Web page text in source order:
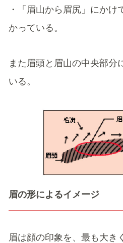
・「眉山から眉尻」にかけ
かっている。
また眉頭と眉山の中央部分
いる。
眉の形によるイメージ
眉は顔の印象を、最も大き